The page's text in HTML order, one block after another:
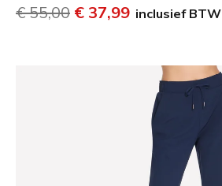
Prijs verlaagd van
€ 55,00 naar
€ 37,99 inclusief BTW